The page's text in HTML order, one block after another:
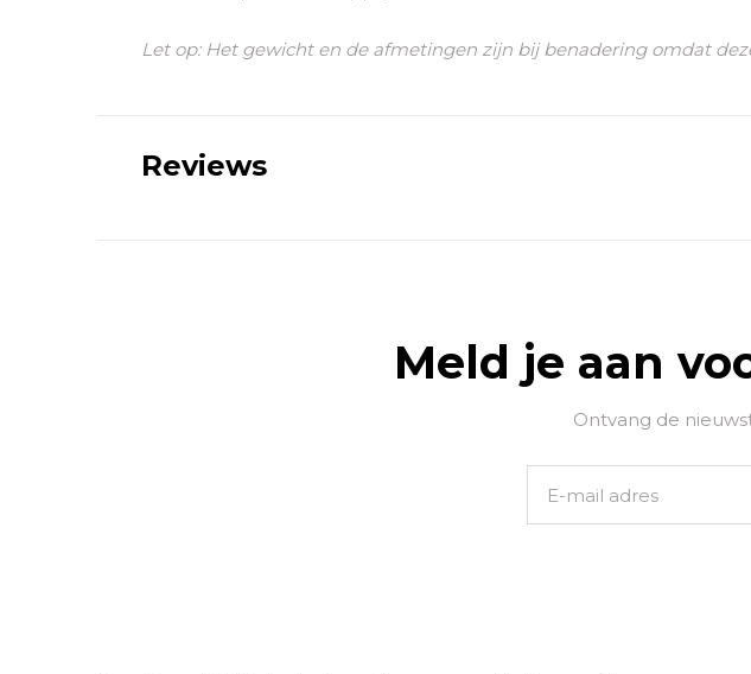
Let op: Het gewicht en de afmetingen zijn bij benadering omdat
Reviews
Meld je aan
Ontvang de